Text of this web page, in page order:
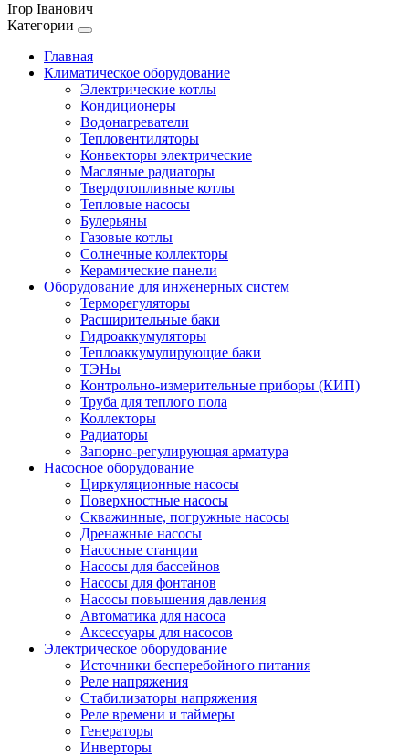
Ігор Іванович
Категории
Главная
Климатическое оборудование
Электрические котлы
Кондиционеры
Водонагреватели
Тепловентиляторы
Конвекторы электрические
Масляные радиаторы
Твердотопливные котлы
Тепловые насосы
Булерьяны
Газовые котлы
Солнечные коллекторы
Керамические панели
Оборудование для инженерных систем
Терморегуляторы
Расширительные баки
Гидроаккумуляторы
Теплоаккумулирующие баки
ТЭНы
Контрольно-измерительные приборы (КИП)
Труба для теплого пола
Коллекторы
Радиаторы
Запорно-регулирующая арматура
Насосное оборудование
Циркуляционные насосы
Поверхностные насосы
Скважинные, погружные насосы
Дренажные насосы
Насосные станции
Насосы для бассейнов
Насосы для фонтанов
Насосы повышения давления
Автоматика для насоса
Аксессуары для насосов
Электрическое оборудование
Источники бесперебойного питания
Реле напряжения
Стабилизаторы напряжения
Реле времени и таймеры
Генераторы
Инверторы